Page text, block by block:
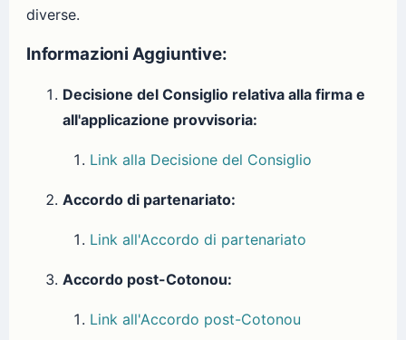
diverse.
Informazioni Aggiuntive:
Decisione del Consiglio relativa alla firma e
all'applicazione provvisoria:
Link alla Decisione del Consiglio
Accordo di partenariato:
Link all'Accordo di partenariato
Accordo post-Cotonou:
Link all'Accordo post-Cotonou